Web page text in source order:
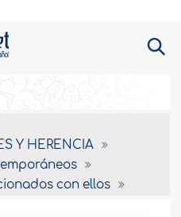
Y HERENCIA
con ellos